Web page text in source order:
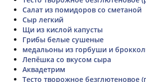
Салат из помидоров со сметаной
Сыр легкий
Щи из кислой капусты
Грибы белые сушеные
медальоны из горбуши и
Лепёшка со вкусом сыра
Аквадетрим
Тесто творожное безглютеновое